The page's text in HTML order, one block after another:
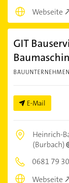
Webseite
GIT
BAUUNTERNEHMEN
E-Mail
Heinrich-
(Burbach)
0681 79
Webseite